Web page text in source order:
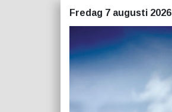
Fredag 7 augusti 2026